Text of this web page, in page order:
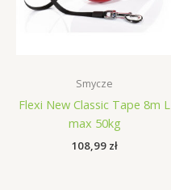
Smycze
Flexi New Classic Tape 8m L
max 50kg
108,99 zł